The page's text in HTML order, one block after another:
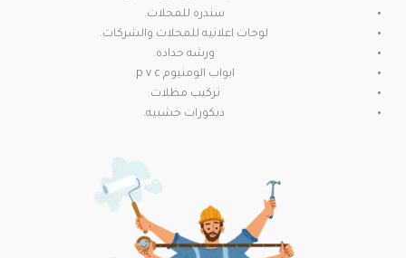
سندره للمحلات.
لوحات اعلانيه للمحلات والشركات.
ورشه حداده.
ابواب الومنيوم p v c.
تركيب مظلات.
ديكورات خشبيه.